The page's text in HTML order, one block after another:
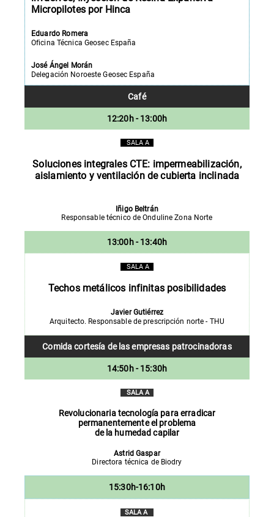
Micropilotes por Hinca
Eduardo Romera
Oficina Técnica Geosec España
José Ángel Morán
Delegación Noroeste Geosec España
Café
12:20h - 13:00h
SALA A
Soluciones integrales CTE: impermeabilización,
aislamiento y ventilación de cubierta inclinada
Iñigo Beltrán
Responsable técnico de Onduline Zona Norte
13:00h - 13:40h
SALA A
Techos metálicos infinitas posibilidades
Javier Gutiérrez
Arquitecto. Responsable de prescripción norte - THU
Comida cortesía de las empresas patrocinadoras
14:50h - 15:30h
SALA A
Revolucionaria tecnología para erradicar
permanentemente el problema
de la humedad capilar
Astrid Gaspar
Directora técnica de Biodry
15:30h-16:10h
SALA A